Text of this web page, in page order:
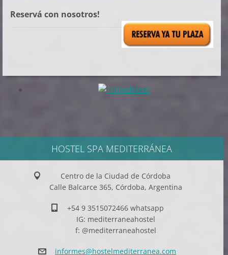
Reservá con nosotros!
HOSTEL SPA MEDITERRÁNEA
Centro de la Ciudad de Córdoba
Calle Balcarce 365, Córdoba, Argentina
+54 9 3515072466 whatsapp
IG: mediterraneahostel
f: @mediterraneahostel
informes@hostelmediterranea.com